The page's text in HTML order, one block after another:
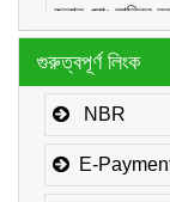
জনাব মোঃ হাবিবুর
সার্কেল-
জনাব মোঃ
কমিশনারের
গুরুত্বপূর্ণ লিংক
NBR
E-